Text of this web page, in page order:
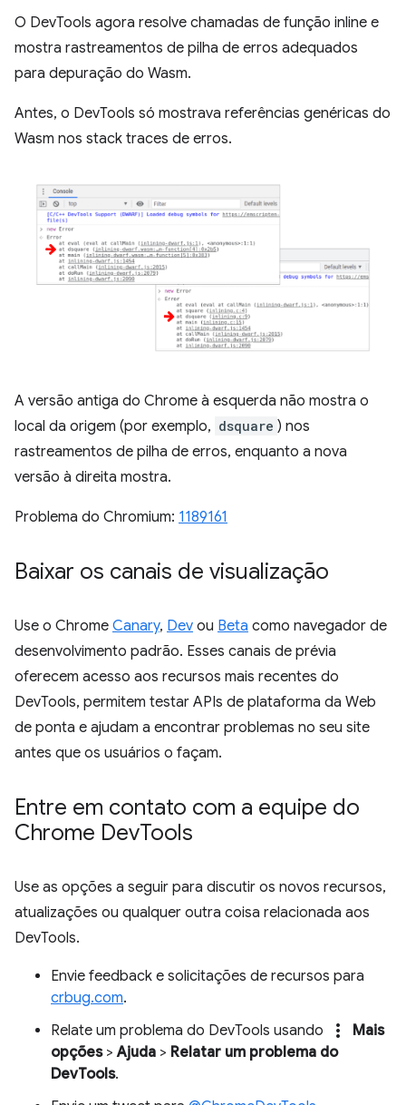
O DevTools agora resolve chamadas de função inline e
mostra rastreamentos de pilha de erros adequados
para depuração do Wasm.
Antes, o DevTools só mostrava referências genéricas do
Wasm nos stack traces de erros.
A versão antiga do Chrome à esquerda não mostra o
local da origem (por exemplo, dsquare ) nos
rastreamentos de pilha de erros, enquanto a nova
versão à direita mostra.
Problema do Chromium: 1189161
Baixar os canais de visualização
Use o Chrome Canary, Dev ou Beta como navegador de
desenvolvimento padrão. Esses canais de prévia
oferecem acesso aos recursos mais recentes do
DevTools, permitem testar APIs de plataforma da Web
de ponta e ajudam a encontrar problemas no seu site
antes que os usuários o façam.
Entre em contato com a equipe do
Chrome DevTools
Use as opções a seguir para discutir os novos recursos,
atualizações ou qualquer outra coisa relacionada aos
DevTools.
Envie feedback e solicitações de recursos para
crbug.com.
Relate um problema do DevTools usando
more_vert
Mais
opções>Ajuda > Relatar um problema do
DevTools.